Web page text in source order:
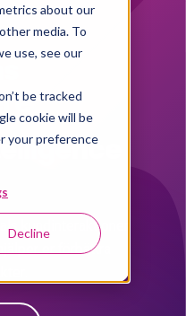
about our
media. To
use, see our
be tracked
cookie will be
your preference
Decline
kundinteraktioner
er förbättra